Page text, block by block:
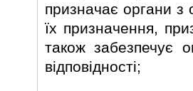
призначає органи
їх призначення,
також забезпечує
вiдповiдностi;